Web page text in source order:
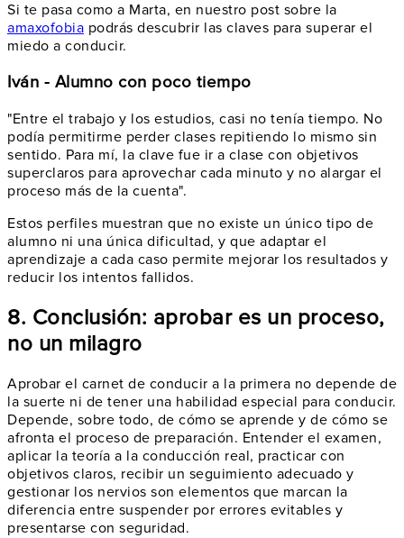
Si te pasa como a Marta, en nuestro post sobre la
amaxofobia podrás descubrir las claves para superar el
miedo a conducir.
Iván - Alumno con poco tiempo
"Entre el trabajo y los estudios, casi no tenía tiempo. No
podía permitirme perder clases repitiendo lo mismo sin
sentido. Para mí, la clave fue ir a clase con objetivos
superclaros para aprovechar cada minuto y no alargar el
proceso más de la cuenta".
Estos perfiles muestran que no existe un único tipo de
alumno ni una única dificultad, y que adaptar el
aprendizaje a cada caso permite mejorar los resultados y
reducir los intentos fallidos.
8. Conclusión: aprobar es un proceso,
no un milagro
Aprobar el carnet de conducir a la primera no depende de
la suerte ni de tener una habilidad especial para conducir.
Depende, sobre todo, de cómo se aprende y de cómo se
afronta el proceso de preparación. Entender el examen,
aplicar la teoría a la conducción real, practicar con
objetivos claros, recibir un seguimiento adecuado y
gestionar los nervios son elementos que marcan la
diferencia entre suspender por errores evitables y
presentarse con seguridad.